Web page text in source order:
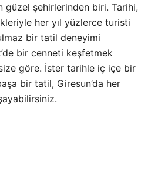
güzel şehirlerinden biri. Tarihi,
her yıl yüzlerce turisti
bir tatil deneyimi
bir cenneti keşfetmek
göre. İster tarihle iç içe bir
bir tatil, Giresun’da her